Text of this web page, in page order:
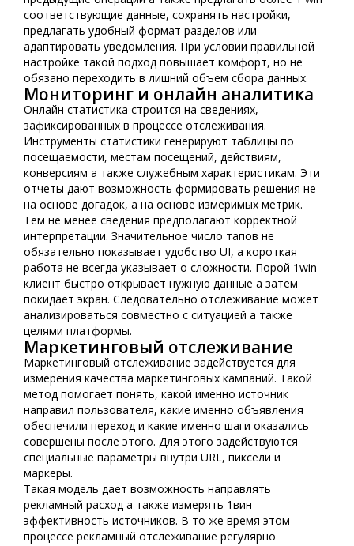
соответствующие данные, сохранять настройки,
предлагать удобный формат разделов или
адаптировать уведомления. При условии правильной
настройке такой подход повышает комфорт, но не
обязано переходить в лишний объем сбора данных.
Мониторинг и онлайн аналитика
Онлайн статистика строится на сведениях,
зафиксированных в процессе отслеживания.
Инструменты статистики генерируют таблицы по
посещаемости, местам посещений, действиям,
конверсиям а также служебным характеристикам. Эти
отчеты дают возможность формировать решения не
на основе догадок, а на основе измеримых метрик.
Тем не менее сведения предполагают корректной
интерпретации. Значительное число тапов не
обязательно показывает удобство UI, а короткая
работа не всегда указывает о сложности. Порой 1win
клиент быстро открывает нужную данные а затем
покидает экран. Следовательно отслеживание может
анализироваться совместно с ситуацией а также
целями платформы.
Маркетинговый отслеживание
Маркетинговый отслеживание задействуется для
измерения качества маркетинговых кампаний. Такой
метод помогает понять, какой именно источник
направил пользователя, какие именно объявления
обеспечили переход и какие именно шаги оказались
совершены после этого. Для этого задействуются
специальные параметры внутри URL, пиксели и
маркеры.
Такая модель дает возможность направлять
рекламный расход а также измерять 1вин
эффективность источников. В то же время этом
процессе рекламный отслеживание регулярно